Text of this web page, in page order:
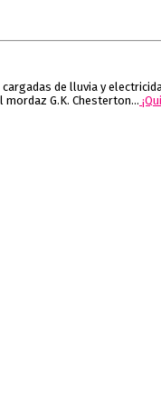
de lluvia y
mordaz G.K. Chesterton…